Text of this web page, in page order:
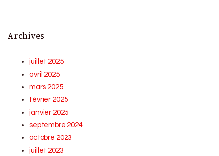
Archives
juillet 2025
avril 2025
mars 2025
février 2025
janvier 2025
septembre 2024
octobre 2023
juillet 2023